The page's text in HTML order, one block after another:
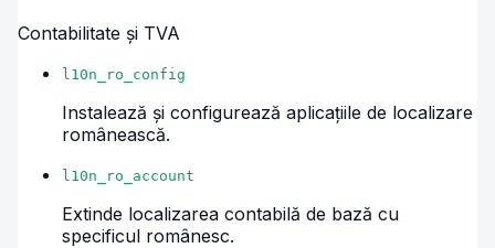
Contabilitate și TVA
l10n_ro_config
Instalează și configurează aplicațiile de localizare
românească.
l10n_ro_account
Extinde localizarea contabilă de bază cu
specificul românesc.